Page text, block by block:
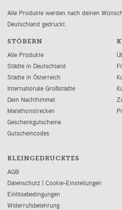
Alle Produkte werden nach deinen
Deutschland gedruckt.
STÖBERN
Alle Produkte
Städte in Deutschland
Städte in Österreich
Internationale Großstädte
Dein Nachthimmel
Marathonstrecken
Geschenkgutscheine
Gutscheincodes
KLEINGEDRUCKTES
AGB
Datenschutz | Cookie-Einstellungen
Einlösebedingungen
Widerrufsbelehrung